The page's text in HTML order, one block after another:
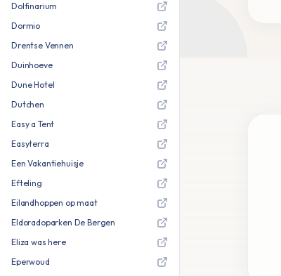
Dolfinarium
Dormio
Drentse Vennen
Duinhoeve
Dune Hotel
Dutchen
Easy a Tent
Easyterra
Een Vakantiehuisje
Efteling
Eilandhoppen op maat
Eldoradoparken De Bergen
Eliza was here
Eperwoud